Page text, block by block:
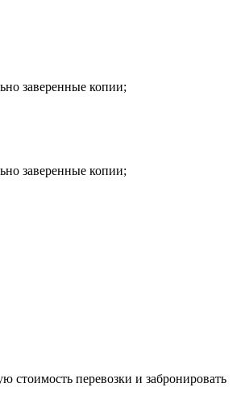
заверенные копии;
заверенные копии;
стоимость перевозки и забронировать